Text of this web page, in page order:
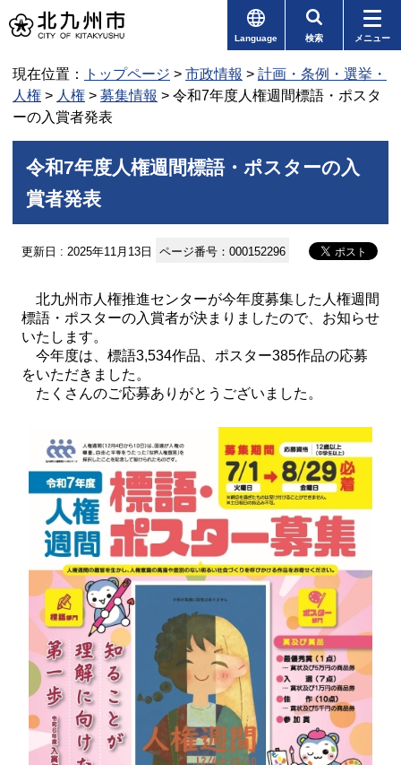
Language 検索 メニュー
現在位置： トップページ > 市政情報 > 計画・条例・選挙・
人権 > 人権 > 募集情報 > 令和7年度人権週間標語・ポスタ
ーの入賞者発表
令和7年度人権週間標語・ポスターの入
賞者発表
更新日 : 2025年11月13日 ページ番号：000152296
北九州市人権推進センターが今年度募集した人権週間
標語・ポスターの入賞者が決まりましたので、お知らせ
いたします。
今年度は、標語3,534作品、ポスター385作品の応募
をいただきました。
たくさんのご応募ありがとうございました。